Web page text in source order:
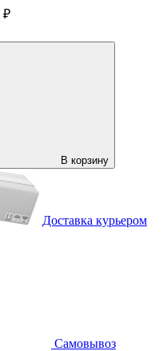
₽
В корзину
Доставка курьером
Самовывоз